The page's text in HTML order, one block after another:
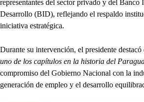
representantes del sector privado y del Banco
Desarrollo (BID), reflejando el respaldo
iniciativa estratégica.
Durante su intervención, el presidente destacó
uno de los capítulos en la historia del
compromiso del Gobierno Nacional con la
generación de empleo y el desarrollo